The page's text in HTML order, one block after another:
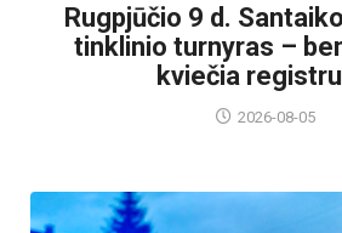
Rugpjūčio 9 d.
tinklinio turnyras –
kviečia
2026-08-05